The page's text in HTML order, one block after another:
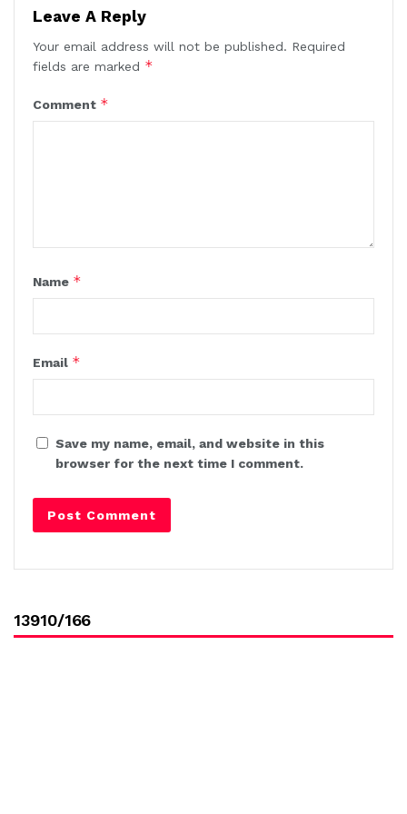
Leave A Reply
Your email address will not be published. Required
fields are marked *
Comment *
Name *
Email *
Save my name, email, and website in this
browser for the next time I comment.
13910/166